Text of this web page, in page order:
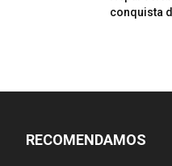
conquista
RECOMENDAMOS